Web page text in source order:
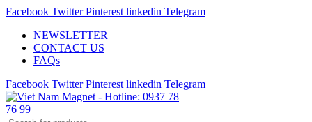
Facebook Twitter Pinterest linkedin Telegram
NEWSLETTER
CONTACT US
FAQs
Facebook Twitter Pinterest linkedin Telegram